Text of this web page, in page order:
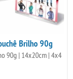
Brilho 90g
90g | 14x20cm | 4x4